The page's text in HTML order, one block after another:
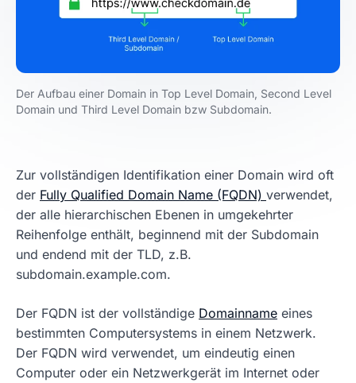
Der Aufbau einer Domain in Top Level Domain, Second Level
Domain und Third Level Domain bzw Subdomain.
Zur vollständigen Identifikation einer Domain wird oft
der Fully Qualified Domain Name (FQDN) verwendet,
der alle hierarchischen Ebenen in umgekehrter
Reihenfolge enthält, beginnend mit der Subdomain
und endend mit der TLD, z.B.
subdomain.example.com.
Der FQDN ist der vollständige Domainname eines
bestimmten Computersystems in einem Netzwerk.
Der FQDN wird verwendet, um eindeutig einen
Computer oder ein Netzwerkgerät im Internet oder